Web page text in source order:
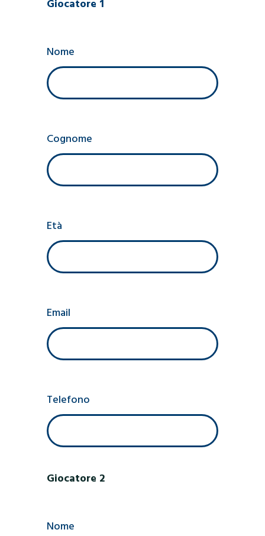
Giocatore 1
Nome
Cognome
Età
Email
Telefono
Giocatore 2
Nome